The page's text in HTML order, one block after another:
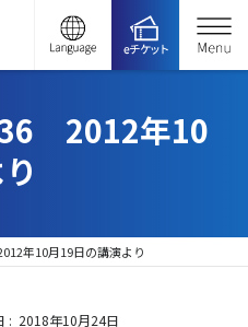
2012年10
年10月19日の講演より
2018年10月24日